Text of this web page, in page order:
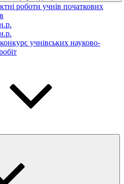
роботи учнів початкових
учнівських науково-